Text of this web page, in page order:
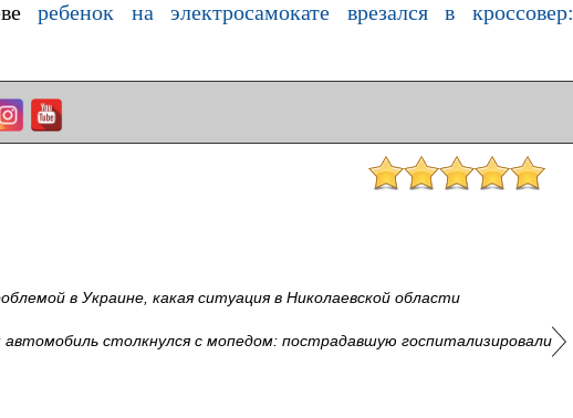
ребенок на электросамокате врезался в кроссовер:
в Украине, какая ситуация в Николаевской области
столкнулся с мопедом: пострадавшую госпитализировали